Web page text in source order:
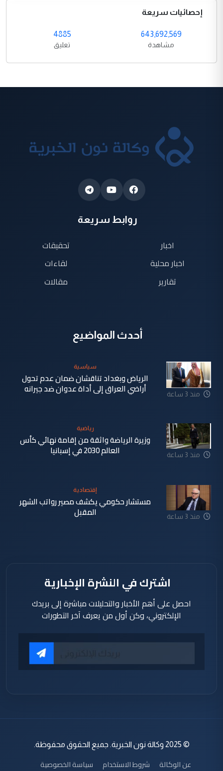
إحصائيات سريعة
643,692,569
مشاهدة
4885
تعليق
روابط سريعة
اخبار
اخبار محلية
تقارير
تحقيقات
لقاءات
مقالات
أحدث المواضيع
منذ 3 ساعة
سياسية
الرياض وبغداد تناقشان ضمان عدم تحول
أراضي العراق إلى أداة عدوان ضد جيرانه
منذ 3 ساعة
رياضية
وزيرة الرياضة واثقة من إقامة نهائي كأس
العالم 2030 في إسبانيا
منذ 3 ساعة
إقتصادية
مستشار حكومي يكشف مصير رواتب الشهر
المقبل
اشترك في النشرة الإخبارية
احصل على أهم الأخبار والتحليلات مباشرة إلى بريدك
الإلكتروني، وكن أول من يعرف آخر التطورات
© 2025 وكالة نون الخبرية. جميع الحقوق محفوظة.
عن الوكالة شروط الاستخدام
سياسة الخصوصية